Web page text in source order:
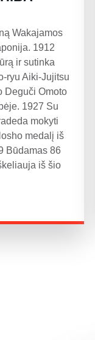
Wakajamos
1912
ir sutinka
ryu Aiki-Jujitsu
Deguči Omoto
1927 Su
mokyti
medalį iš
Būdamas 86
iš šio